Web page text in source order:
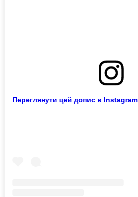
Переглянути цей допис в Instagram